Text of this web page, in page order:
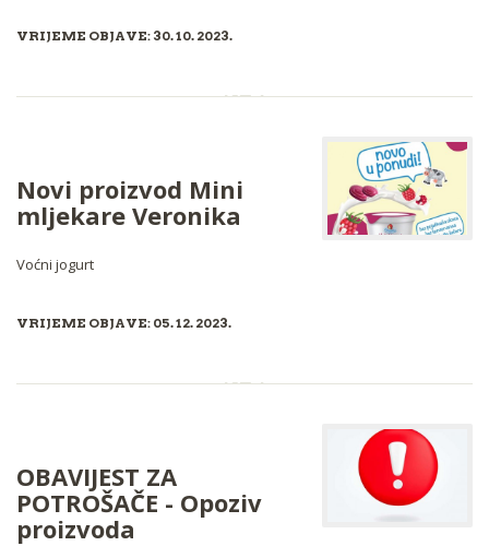
VRIJEME OBJAVE: 30. 10. 2023.
Novi proizvod Mini
mljekare Veronika
Voćni jogurt
VRIJEME OBJAVE: 05. 12. 2023.
OBAVIJEST ZA
POTROŠAČE - Opoziv
proizvoda